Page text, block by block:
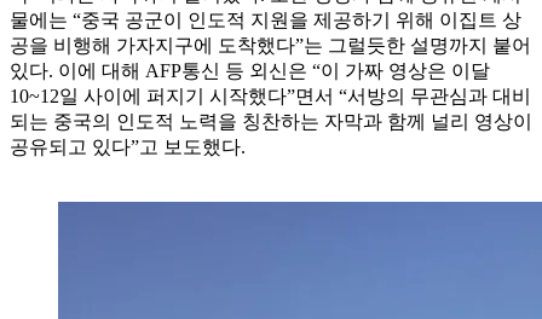
물에는 “중국 공군이 인도적 지원을 제공하기 위해 이집트 상
공을 비행해 가자지구에 도착했다”는 그럴듯한 설명까지 붙어
있다. 이에 대해 AFP통신 등 외신은 “이 가짜 영상은 이달
10~12일 사이에 퍼지기 시작했다”면서 “서방의 무관심과 대비
되는 중국의 인도적 노력을 칭찬하는 자막과 함께 널리 영상이
공유되고 있다”고 보도했다.